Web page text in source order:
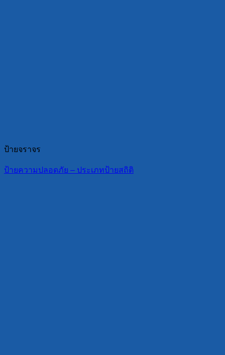
ป้ายจราจร
ป้ายความปลอดภัย – ประเภทป้ายสถิติ